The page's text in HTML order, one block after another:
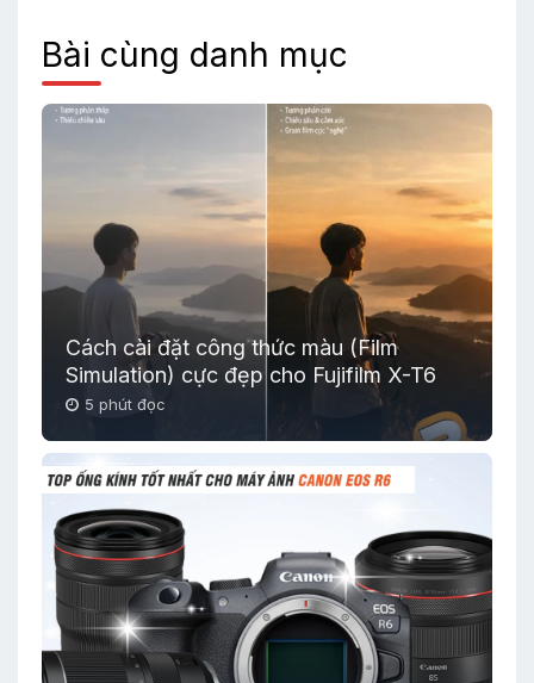
Bài cùng danh mục
Cách cài đặt công thức màu (Film
Simulation) cực đẹp cho Fujifilm X-T6
5 phút đọc